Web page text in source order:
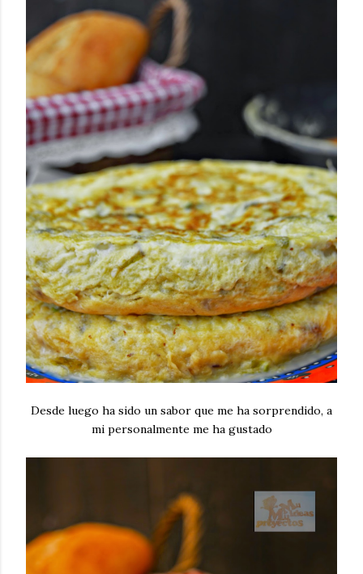
Desde luego ha sido un sabor que me ha sorprendido, a
mi personalmente me ha gustado